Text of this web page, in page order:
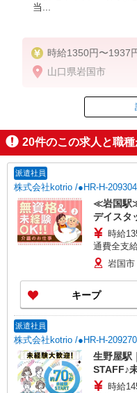
当...
時給1350円〜1937
全支給(ガソリン代含
山口県岩国市
掲
20件のこの求人と職
派遣社員
株式会社kotrio /●HR-H-
≪岩国駅
デイスタ
時給
通費全支
岩国市
キープ
派遣社員
株式会社kotrio /●HR-H-
生野屋駅
STAFF♪
時給